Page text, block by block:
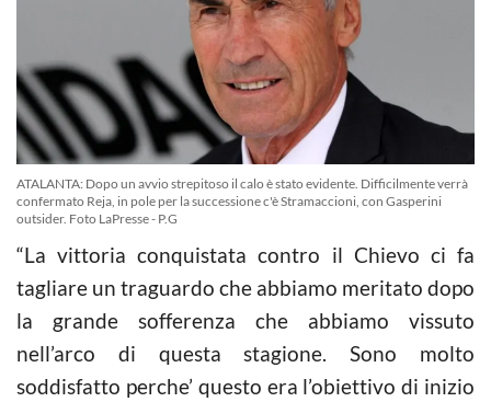
ATALANTA: Dopo un avvio strepitoso il calo è stato evidente. Difficilmente verrà
confermato Reja, in pole per la successione c'è Stramaccioni, con Gasperini
outsider. Foto LaPresse - P.G
“La vittoria conquistata contro il Chievo ci fa
tagliare un traguardo che abbiamo meritato dopo
la grande sofferenza che abbiamo vissuto
nell’arco di questa stagione. Sono molto
soddisfatto perche’ questo era l’obiettivo di inizio